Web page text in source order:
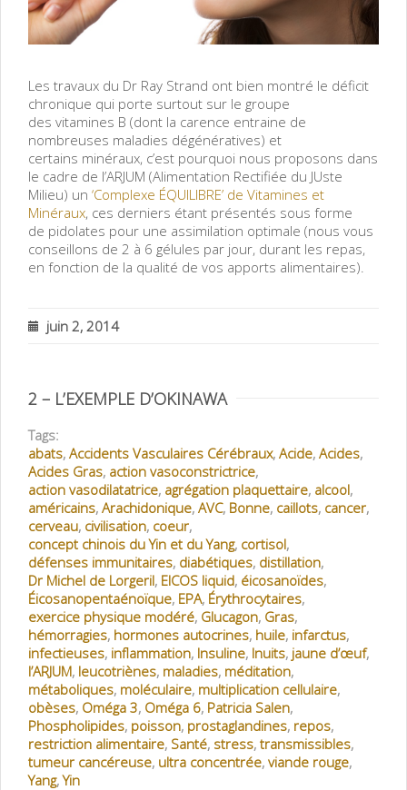
Les travaux du Dr Ray Strand ont bien montré le déficit
chronique qui porte surtout sur le groupe
des vitamines B (dont la carence entraine de
nombreuses maladies dégénératives) et
certains minéraux, c’est pourquoi nous proposons dans
le cadre de l’ARJUM (Alimentation Rectifiée du JUste
Milieu) un ‘Complexe ÉQUILIBRE’ de Vitamines et
Minéraux, ces derniers étant présentés sous forme
de pidolates pour une assimilation optimale (nous vous
conseillons de 2 à 6 gélules par jour, durant les repas,
en fonction de la qualité de vos apports alimentaires).
juin 2, 2014
2 – L’EXEMPLE D’OKINAWA
Tags:
abats, Accidents Vasculaires Cérébraux, Acide, Acides,
Acides Gras, action vasoconstrictrice,
action vasodilatatrice, agrégation plaquettaire, alcool,
américains, Arachidonique, AVC, Bonne, caillots, cancer,
cerveau, civilisation, coeur,
concept chinois du Yin et du Yang, cortisol,
défenses immunitaires, diabétiques, distillation,
Dr Michel de Lorgeril, EICOS liquid, éicosanoïdes,
Éicosanopentaénoïque, EPA, Érythrocytaires,
exercice physique modéré, Glucagon, Gras,
hémorragies, hormones autocrines, huile, infarctus,
infectieuses, inflammation, Insuline, Inuits, jaune d’œuf,
l’ARJUM, leucotriènes, maladies, méditation,
métaboliques, moléculaire, multiplication cellulaire,
obèses, Oméga 3, Oméga 6, Patricia Salen,
Phospholipides, poisson, prostaglandines, repos,
restriction alimentaire, Santé, stress, transmissibles,
tumeur cancéreuse, ultra concentrée, viande rouge,
Yang,Yin